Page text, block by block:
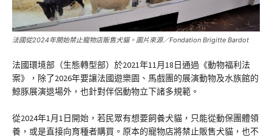
法國從2024年開始禁止寵物店販售犬貓。圖片來源／Fondation Brigitte Bardot
法國環境部（生態轉型部）於2021年11月18日通過《動物福利法
案》，除了2026年要讓法國遊樂園、馬戲團的展演動物及水族館的
鯨豚展演退場外，也針對伴侶動物立下諸多規範。
從2024年1月1日開始，若民眾有想要飼養犬貓，只能從動保團體領
養，或是直接向育種者購買。原本的寵物店將禁止販售犬貓，也不